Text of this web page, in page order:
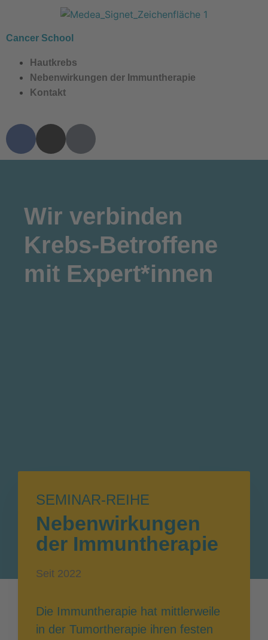
Cancer School
Hautkrebs
Nebenwirkungen der Immuntherapie
Kontakt
Wir verbinden
Krebs-Betroffene
mit Expert*innen
SEMINAR-REIHE
Nebenwirkungen
der Immuntherapie
Seit 2022
Die Immuntherapie hat mittlerweile
in der Tumortherapie ihren festen